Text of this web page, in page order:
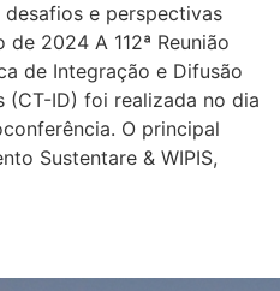
e perspectivas
2024 A 112ª Reunião
de Integração e Difusão
(CT-ID) foi realizada no dia
O principal
Sustentare & WIPIS,